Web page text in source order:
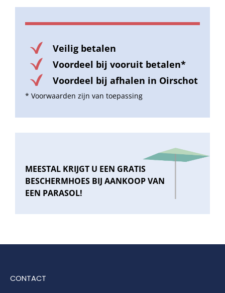
Veilig betalen
Voordeel bij vooruit betalen*
Voordeel bij afhalen in Oirschot
* Voorwaarden zijn van toepassing
MEESTAL KRIJGT U EEN GRATIS
BESCHERMHOES BIJ AANKOOP VAN
EEN PARASOL!
CONTACT